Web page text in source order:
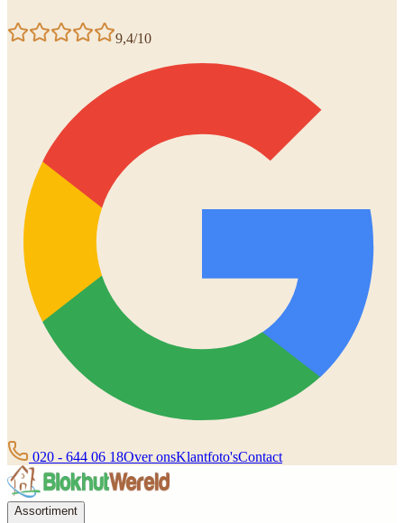
9,4/10
020 - 644 06 18Over onsKlantfoto'sContact
Assortiment